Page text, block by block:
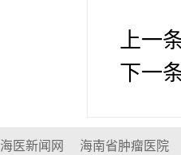
上一
下一
海医新闻网 海南省肿瘤医院